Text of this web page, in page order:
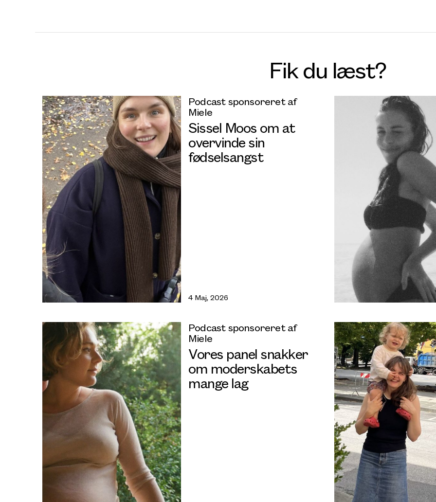
Fik du læst?
Podcast sponsoreret af
Miele
Sissel Moos om at
overvinde sin
fødselsangst
4 Maj, 2026
Podcast sponsoreret af
Miele
Vores panel snakker
om moderskabets
mange lag